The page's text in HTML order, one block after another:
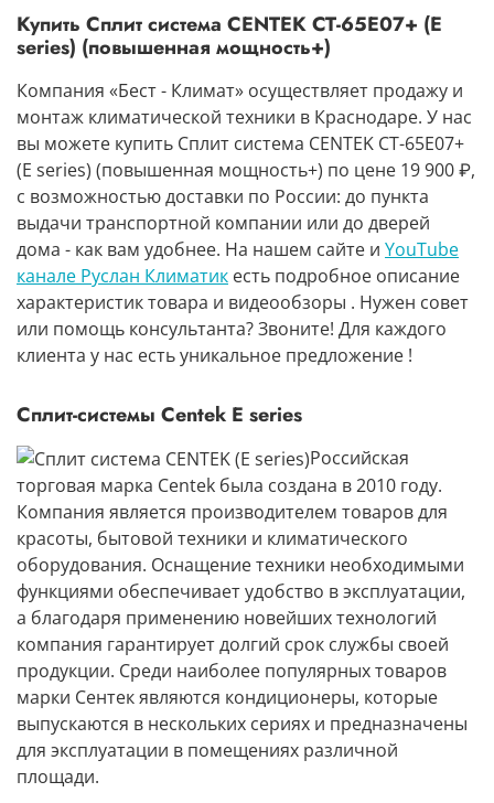
Купить Сплит система CENTEK CT-65E07+ (E
series) (повышенная мощность+)
Компания «Бест - Климат» осуществляет продажу и
монтаж климатической техники в Краснодаре. У нас
вы можете купить Сплит система CENTEK CT-65E07+
(E series) (повышенная мощность+) по цене 19 900 ₽,
с возможностью доставки по России: до пункта
выдачи транспортной компании или до дверей
дома - как вам удобнее. На нашем сайте и YouTube
канале Руслан Климатик есть подробное описание
характеристик товара и видеообзоры . Нужен совет
или помощь консультанта? Звоните! Для каждого
клиента у нас есть уникальное предложение !
Сплит-системы Centek E series
Российская
торговая марка Centek была создана в 2010 году.
Компания является производителем товаров для
красоты, бытовой техники и климатического
оборудования. Оснащение техники необходимыми
функциями обеспечивает удобство в эксплуатации,
а благодаря применению новейших технологий
компания гарантирует долгий срок службы своей
продукции. Среди наиболее популярных товаров
марки Сентек являются кондиционеры, которые
выпускаются в нескольких сериях и предназначены
для эксплуатации в помещениях различной
площади.